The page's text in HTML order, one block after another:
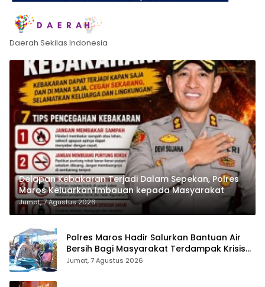
Daerah Sekilas Indonesia
Delapan Kebakaran Terjadi Dalam Sepekan, Polres
Maros Keluarkan Imbauan kepada Masyarakat
Jumat, 7 Agustus 2026
Polres Maros Hadir Salurkan Bantuan Air
Bersih Bagi Masyarakat Terdampak Krisis
Air Bersih Di Maros
Jumat, 7 Agustus 2026